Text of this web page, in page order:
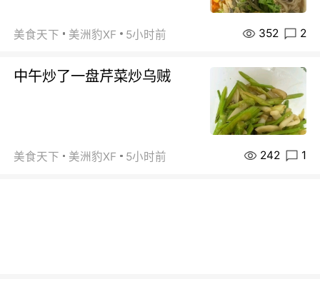
美食天下 美洲豹XF 5小时前 352 2
中午炒了一盘芹菜炒乌贼
美食天下 美洲豹XF 5小时前 242 1